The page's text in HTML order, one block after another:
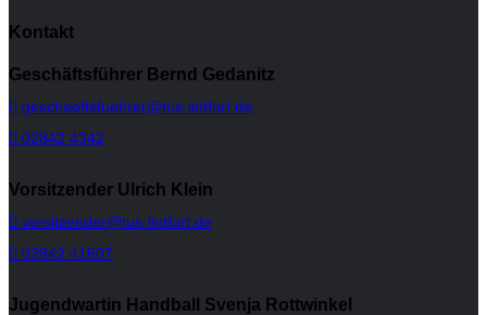
Kontakt
Geschäftsführer Bernd Gedanitz
geschaeftsfuehrer@tus-lintfort.de
02842 4342
Vorsitzender Ulrich Klein
vorsitzender@tus-lintfort.de
02842 41607
Jugendwartin Handball Svenja Rottwinkel